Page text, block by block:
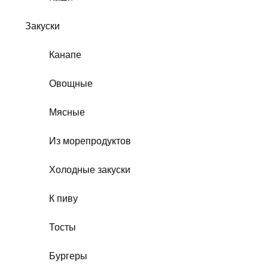
Закуски
Канапе
Овощные
Мясные
Из морепродуктов
Холодные закуски
К пиву
Тосты
Бургеры